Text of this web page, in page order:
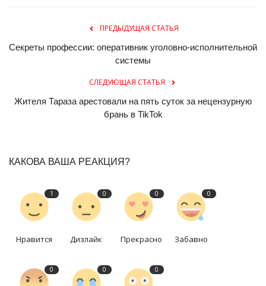
ПРЕДЫДУЩАЯ СТАТЬЯ
Секреты профессии: оперативник уголовно-исполнительной
системы
СЛЕДУЮЩАЯ СТАТЬЯ
Жителя Тараза арестовали на пять суток за нецензурную
брань в TikTok
КАКОВА ВАША РЕАКЦИЯ?
1
Нравится
0
Дизлайк
0
Прекрасно
0
Забавно
0 0 0